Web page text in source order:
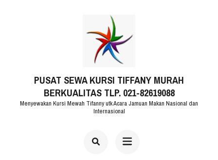
PUSAT SEWA KURSI TIFFANY MURAH
BERKUALITAS TLP. 021-82619088
Menyewakan Kursi Mewah Tifanny utk Acara Jamuan Makan Nasional dan
Internasional